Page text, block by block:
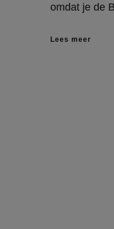
omdat je de
Lees meer